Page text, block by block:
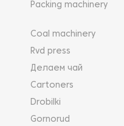
Packing machinery
Coal machinery
Rvd press
Делаем чай
Cartoners
Drobilki
Gornorud